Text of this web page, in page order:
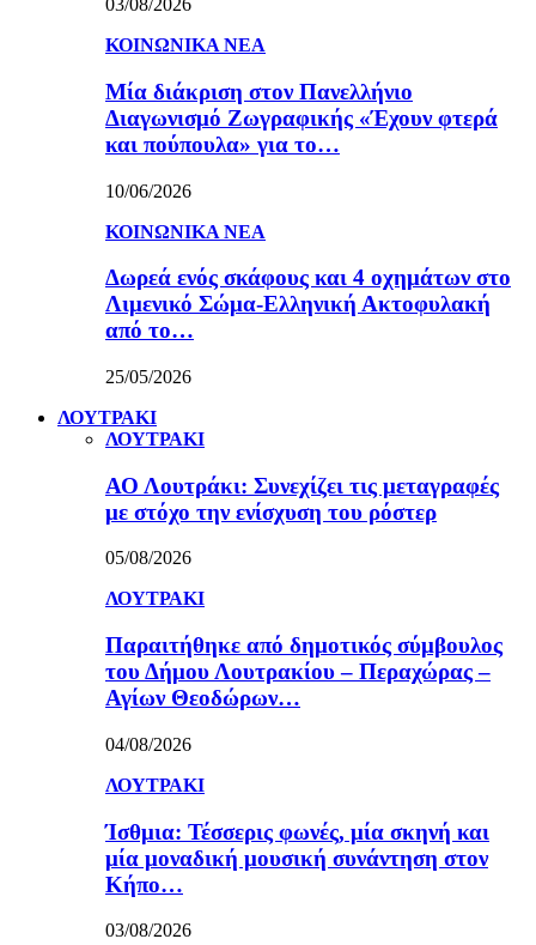
03/08/2026
ΚΟΙΝΩΝΙΚΑ ΝΕΑ
Μία διάκριση στον Πανελλήνιο
Διαγωνισμό Ζωγραφικής «Έχουν φτερά
και πούπουλα» για το…
10/06/2026
ΚΟΙΝΩΝΙΚΑ ΝΕΑ
Δωρεά ενός σκάφους και 4 οχημάτων στο
Λιμενικό Σώμα-Ελληνική Ακτοφυλακή
από το…
25/05/2026
ΛΟΥΤΡΑΚΙ
ΛΟΥΤΡΑΚΙ
ΑΟ Λουτράκι: Συνεχίζει τις μεταγραφές
με στόχο την ενίσχυση του ρόστερ
05/08/2026
ΛΟΥΤΡΑΚΙ
Παραιτήθηκε από δημοτικός σύμβουλος
του Δήμου Λουτρακίου – Περαχώρας –
Αγίων Θεοδώρων…
04/08/2026
ΛΟΥΤΡΑΚΙ
Ίσθμια: Τέσσερις φωνές, μία σκηνή και
μία μοναδική μουσική συνάντηση στον
Κήπο…
03/08/2026